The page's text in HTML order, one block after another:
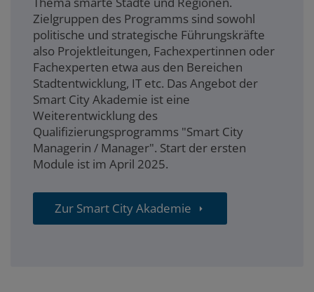
Zielgruppen des Programms sind sowohl
politische und strategische Führungskräfte
also Projektleitungen, Fachexpertinnen oder
Fachexperten etwa aus den Bereichen
Stadtentwicklung, IT etc. Das Angebot der
Smart City Akademie ist eine
Weiterentwicklung des
Qualifizierungsprogramms "Smart City
Managerin / Manager". Start der ersten
Module ist im April 2025.
Zur Smart City Akademie